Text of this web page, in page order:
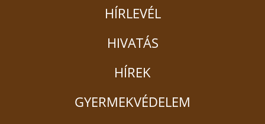
HÍRLEVÉL
HIVATÁS
HÍREK
GYERMEKVÉDELEM